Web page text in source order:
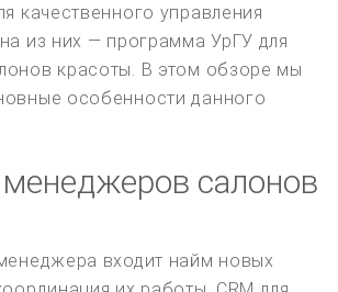
качественного управления
из них — программа УрГУ для
красоты. В этом обзоре мы
особенности данного
салонов
входит найм новых